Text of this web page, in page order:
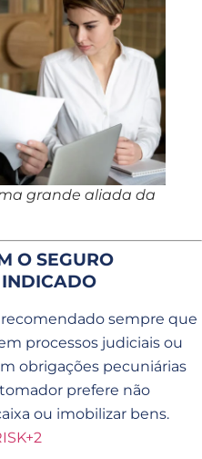
grande aliada da
O SEGURO
sempre que
processos judiciais ou
obrigações pecuniárias
prefere não
ou imobilizar bens.